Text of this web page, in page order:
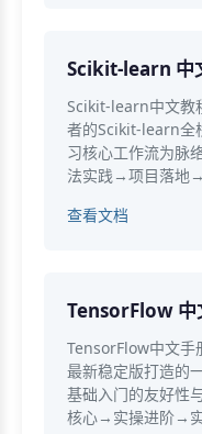
Scikit-learn 中
Scikit-learn中文教
者的Scikit-learn全
习核心工作流为脉
法实践→项目落地
查看文档
TensorFlow 中
TensorFlow中文手
最新稳定版打造的
基础入门的友好性
核心→实操进阶→